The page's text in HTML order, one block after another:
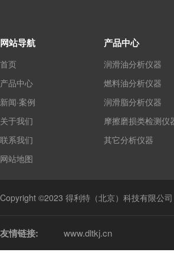
网站导航
首页
产品中心
新闻·案例
关于我们
联系我们
网站地图
产品中心
润滑油分析仪器
燃料油分析仪器
润滑脂分析仪器
摩擦磨损类检测仪
其它分析仪器
Copyright ©2023 得利特（北京）科技有限公司
友情链接: www.dltkj.cn